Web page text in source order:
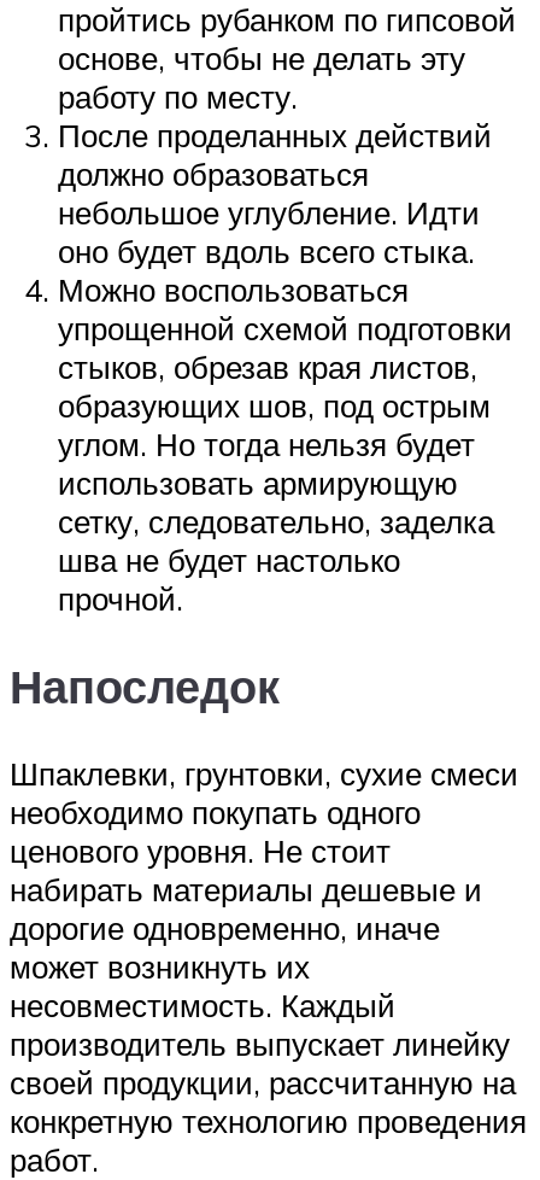
пройтись рубанком по гипсовой
основе, чтобы не делать эту
работу по месту.
После проделанных действий
должно образоваться
небольшое углубление. Идти
оно будет вдоль всего стыка.
Можно воспользоваться
упрощенной схемой подготовки
стыков, обрезав края листов,
образующих шов, под острым
углом. Но тогда нельзя будет
использовать армирующую
сетку, следовательно, заделка
шва не будет настолько
прочной.
Напоследок
Шпаклевки, грунтовки, сухие смеси
необходимо покупать одного
ценового уровня. Не стоит
набирать материалы дешевые и
дорогие одновременно, иначе
может возникнуть их
несовместимость. Каждый
производитель выпускает линейку
своей продукции, рассчитанную на
конкретную технологию проведения
работ.